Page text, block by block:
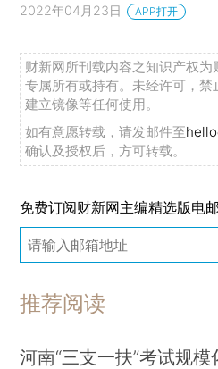
2022年04月23日 APP打开
财新网所刊载内容之知识产权
专属所有或持有。未经许可，禁
建立镜像等任何使用。
如有意愿转载，请发邮件至
确认及授权后，方可转载。
免费订阅财新网主编精选版电邮
推荐阅读
河南“三支一扶”考试规模